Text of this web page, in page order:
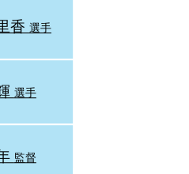
香 選手
選手
監督